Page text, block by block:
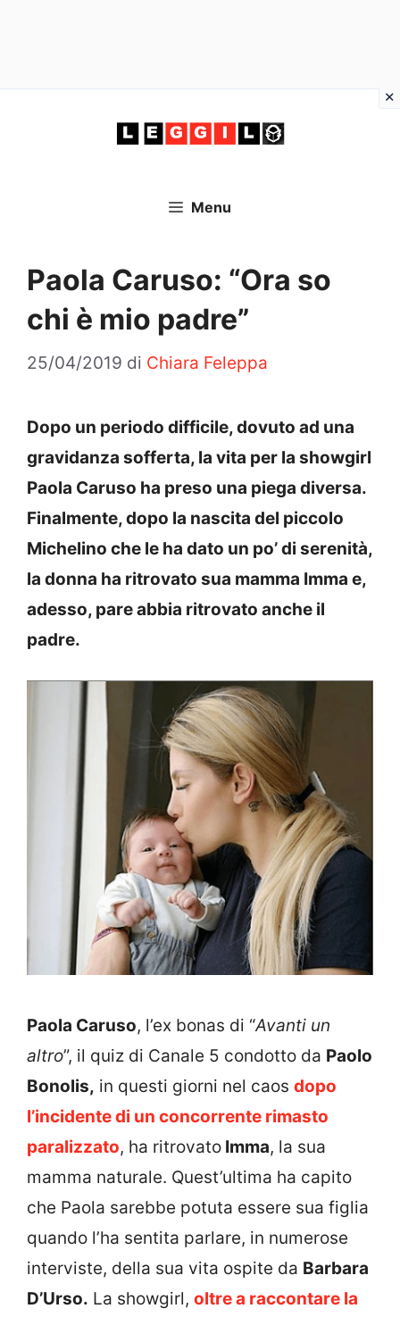
Menu
Paola Caruso: “Ora so
chi è mio padre”
25/04/2019 di Chiara Feleppa
Dopo un periodo difficile, dovuto ad una
gravidanza sofferta, la vita per la showgirl
Paola Caruso ha preso una piega diversa.
Finalmente, dopo la nascita del piccolo
Michelino che le ha dato un po’ di serenità,
la donna ha ritrovato sua mamma Imma e,
adesso, pare abbia ritrovato anche il
padre.
Paola Caruso, l’ex bonas di “Avanti un
altro”, il quiz di Canale 5 condotto da Paolo
Bonolis, in questi giorni nel caos dopo
l’incidente di un concorrente rimasto
paralizzato, ha ritrovato Imma, la sua
mamma naturale. Quest’ultima ha capito
che Paola sarebbe potuta essere sua figlia
quando l’ha sentita parlare, in numerose
interviste, della sua vita ospite da Barbara
D’Urso. La showgirl, oltre a raccontare la